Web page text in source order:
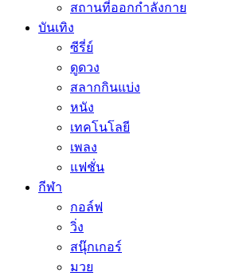
สถานที่ออกกำลังกาย
บันเทิง
ซีรี่ย์
ดูดวง
สลากกินแบ่ง
หนัง
เทคโนโลยี
เพลง
แฟชั่น
กีฬา
กอล์ฟ
วิ่ง
สนุ๊กเกอร์
มวย